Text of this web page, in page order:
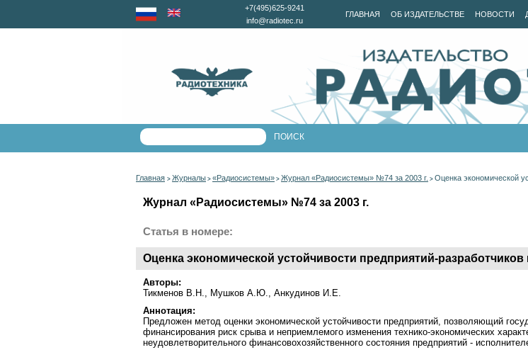
ГЛАВНАЯ ОБ ИЗДАТЕЛЬСТВЕ НОВОСТИ
+7(495)625-9241
info@radiotec.ru
Главная > Журналы > «Радиосистемы» > Журнал «Радиосистемы» №74 за 2003 г. > Оценка экономической
Журнал «Радиосистемы» №74 за 2003 г.
Статья в номере:
Оценка экономической устойчивости предприятий-
Авторы:
Тикменов В.Н., Мушков А.Ю., Анкудинов И.Е.
Аннотация:
Предложен метод оценки экономической устойчивости предприятий, позволяющий
финансирования риск срыва и неприемлемого изменения технико-экономических
неудовлетворительного финансовохозяйственного состояния предприятий -